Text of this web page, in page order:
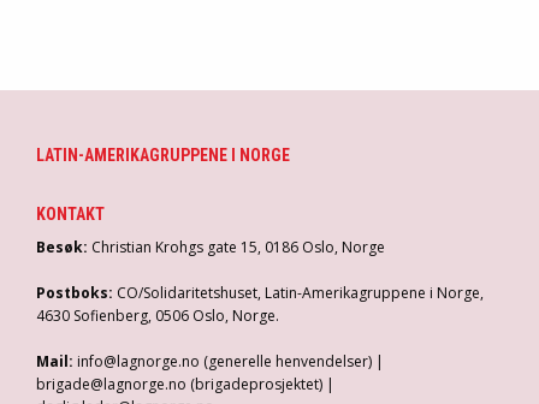
LATIN-AMERIKAGRUPPENE I NORGE
KONTAKT
Besøk: Christian Krohgs gate 15, 0186 Oslo, Norge
Postboks: CO/Solidaritetshuset, Latin-Amerikagruppene i Norge,
4630 Sofienberg, 0506 Oslo, Norge.
Mail: info@lagnorge.no (generelle henvendelser) |
brigade@lagnorge.no (brigadeprosjektet) |